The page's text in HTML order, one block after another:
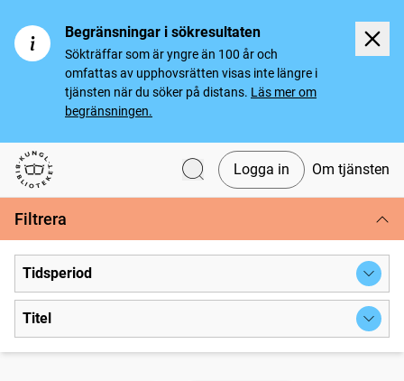
Begränsningar i sökresultaten
Sökträffar som är yngre än 100 år och
omfattas av upphovsrätten visas inte längre i
tjänsten när du söker på distans. Läs mer om
begränsningen.
Svenska tidningar
Logga in Om tjänsten
Filtrera
Tidsperiod
Titel